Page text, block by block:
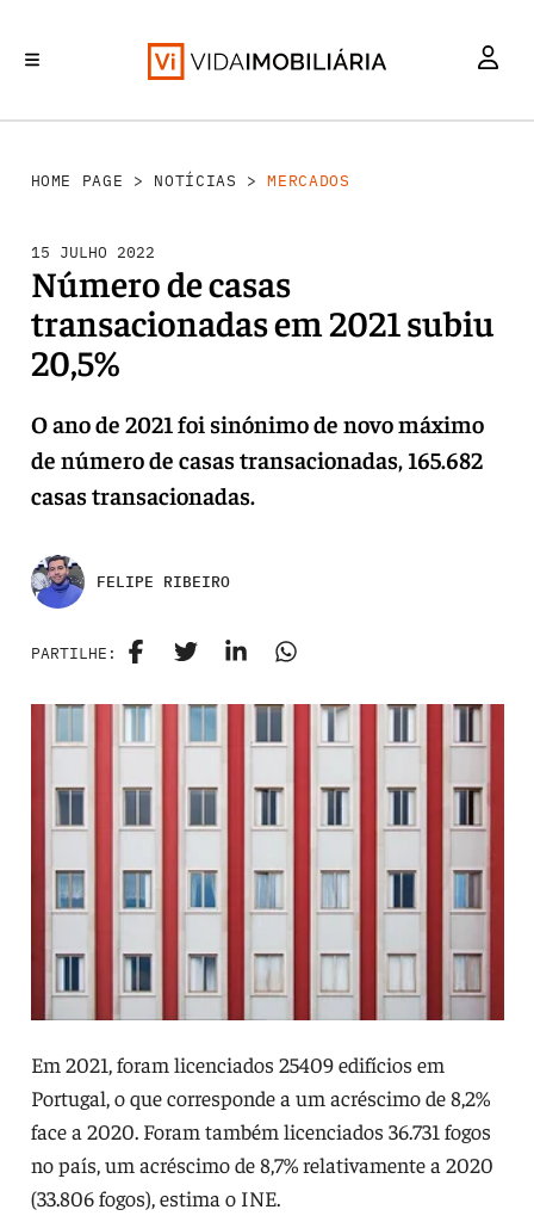
HOME PAGE > NOTÍCIAS >MERCADOS
15 JULHO 2022
Número de casas
transacionadas em 2021 subiu
20,5%
O ano de 2021 foi sinónimo de novo máximo
de número de casas transacionadas, 165.682
casas transacionadas.
FELIPE RIBEIRO
PARTILHE:
Em 2021, foram licenciados 25409 edifícios em
Portugal, o que corresponde a um acréscimo de 8,2%
face a 2020. Foram também licenciados 36.731 fogos
no país, um acréscimo de 8,7% relativamente a 2020
(33.806 fogos), estima o INE.